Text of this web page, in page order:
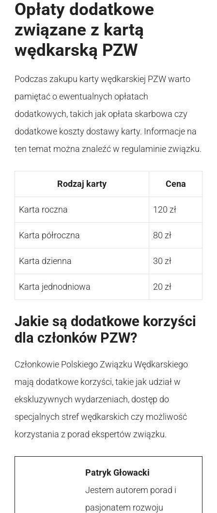
Opłaty dodatkowe
związane z kartą
wędkarską PZW
Podczas zakupu karty wędkarskiej PZW warto
pamiętać o ewentualnych opłatach
dodatkowych, takich jak opłata skarbowa czy
dodatkowe koszty dostawy karty. Informacje na
ten temat można znaleźć w regulaminie związku.
Rodzaj karty Cena
Karta roczna 120 zł
Karta półroczna 80 zł
Karta dzienna 30 zł
Karta jednodniowa 20 zł
Jakie są dodatkowe korzyści
dla członków PZW?
Członkowie Polskiego Związku Wędkarskiego
mają dodatkowe korzyści, takie jak udział w
ekskluzywnych wydarzeniach, dostęp do
specjalnych stref wędkarskich czy możliwość
korzystania z porad ekspertów związku.
Patryk Głowacki
Jestem autorem porad i
pasjonatem rozwoju